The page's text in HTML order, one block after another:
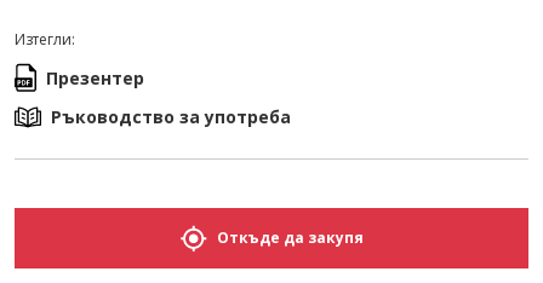
Изтегли:
Презентер
Ръководство за употреба
Откъде да закупя